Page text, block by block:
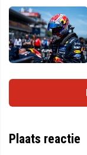
Plaats reactie